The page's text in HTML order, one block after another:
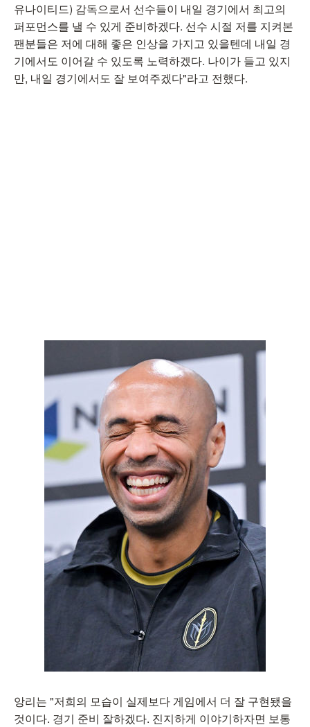
유나이티드) 감독으로서 선수들이 내일 경기에서 최고의
퍼포먼스를 낼 수 있게 준비하겠다. 선수 시절 저를 지켜본
팬분들은 저에 대해 좋은 인상을 가지고 있을텐데 내일 경
기에서도 이어갈 수 있도록 노력하겠다. 나이가 들고 있지
만, 내일 경기에서도 잘 보여주겠다"라고 전했다.
앙리는 "저희의 모습이 실제보다 게임에서 더 잘 구현됐을
것이다. 경기 준비 잘하겠다. 진지하게 이야기하자면 보통